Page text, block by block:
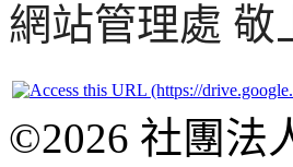
網站管理處 敬
©2026 社團法